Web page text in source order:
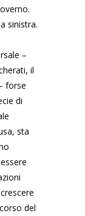
sinistra.
–
il
forse
di
sta
del